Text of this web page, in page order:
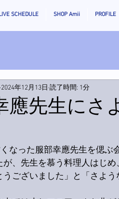
SCHEDULE SHOP Amii PROFILE
應先生にさ
2024年12月13日 読了時間: 1分
なった服部幸應先生を偲ぶ
が、先生を慕う料理人はじ
うございました」と「さよ